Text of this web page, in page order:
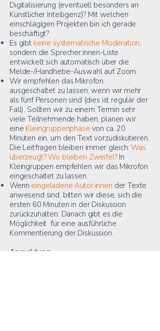
Digitalisierung (eventuell besonders an
Künstlicher Intelligenz)? Mit welchen
einschlägigen Projekten bin ich gerade
beschäftigt?
Es gibt keine systematische Moderation,
sondern die Sprecher:innen-Liste
entwickelt sich automatisch über die
Melde-/Handhebe-Auswahl auf Zoom.
Wir empfehlen das Mikrofon
ausgeschaltet zu lassen, wenn wir mehr
als fünf Personen sind (dies ist regulär der
Fall). Sollten wir zu einem Termin sehr
viele Teilnehmende haben, planen wir
eine Kleingruppenphase von ca. 20
Minuten ein, um den Text vorzudiskutieren.
Die Leitfragen bleiben immer gleich: Was
überzeugt? Wo bleiben Zweifel?In
Kleingruppen empfehlen wir das Mikrofon
eingeschaltet zu lassen.
Wenn eingeladene Autor:innen der Texte
anwesend sind, bitten wir diese, sich die
ersten 60 Minuten in der Diskussion
zurückzuhalten. Danach gibt es die
Möglichkeit für eine ausführliche
Kommentierung der Diskussion.
Anmeldung